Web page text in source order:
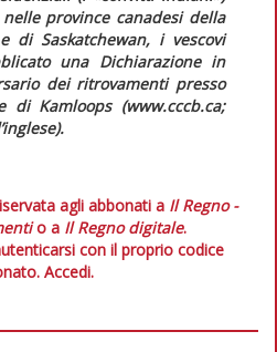
province canadesi della
di Saskatchewan, i vescovi
una Dichiarazione in
dei ritrovamenti presso
di Kamloops (www.cccb.ca;
agli abbonati a Il Regno -
o a Il Regno digitale.
con il proprio codice
Accedi.